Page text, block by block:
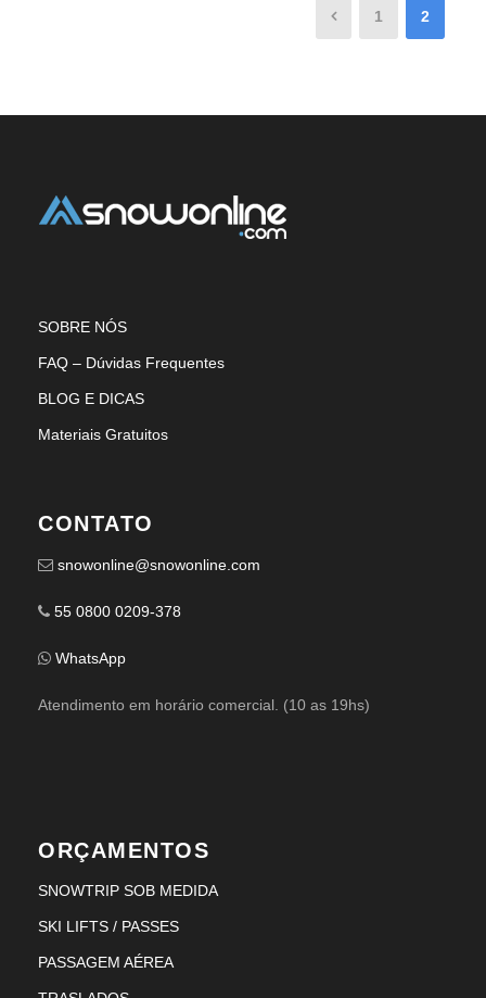
1 2
SOBRE NÓS
FAQ – Dúvidas Frequentes
BLOG E DICAS
Materiais Gratuitos
CONTATO
snowonline@snowonline.com
55 0800 0209-378
WhatsApp
Atendimento em horário comercial. (10 as 19hs)
ORÇAMENTOS
SNOWTRIP SOB MEDIDA
SKI LIFTS / PASSES
PASSAGEM AÉREA